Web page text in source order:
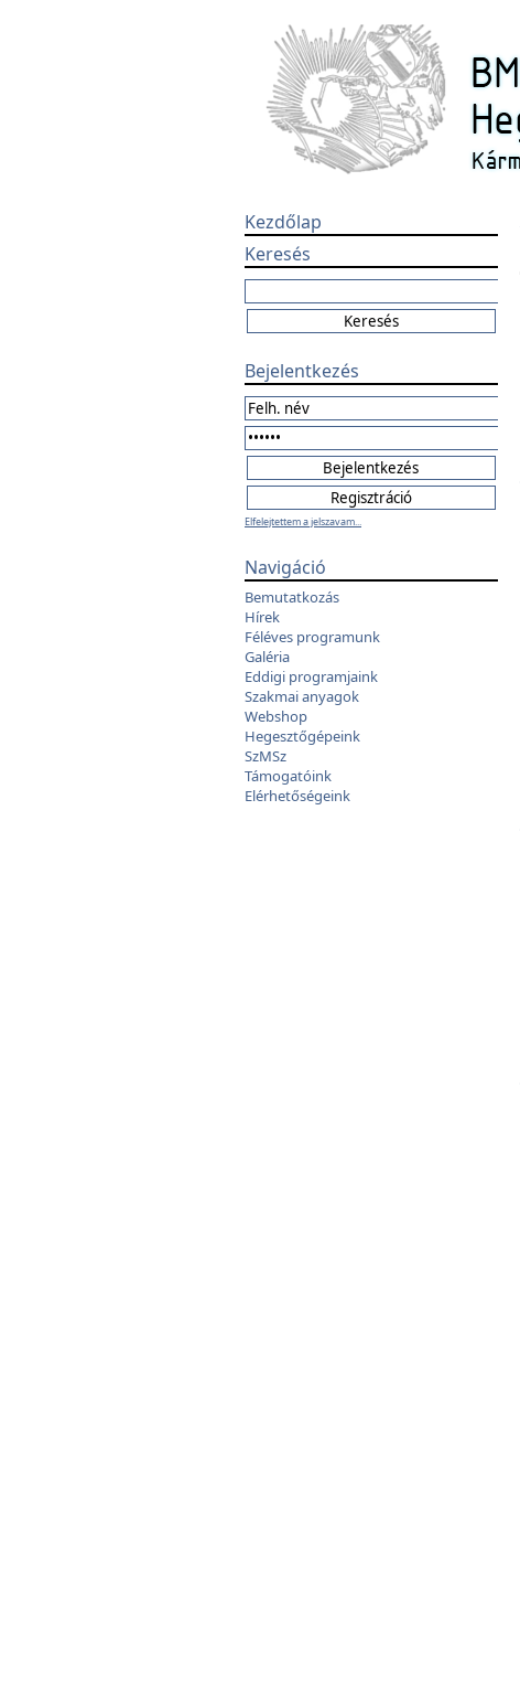
Kezdőlap
Keresés
Bejelentkezés
Elfelejtettem a jelszavam...
Navigáció
Bemutatkozás
Hírek
Féléves programunk
Galéria
Eddigi programjaink
Szakmai anyagok
Webshop
Hegesztőgépeink
SzMSz
Támogatóink
Elérhetőségeink